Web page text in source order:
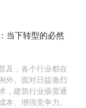
当下转型的必然
及，各个行业都在
外。面对日益激烈
，建筑行业亟需通
本、增强竞争力。